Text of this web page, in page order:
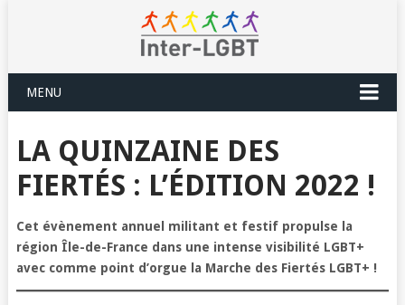
MENU
LA QUINZAINE DES
FIERTÉS : L’ÉDITION 2022 !
Cet évènement annuel militant et festif propulse la
région Île-de-France dans une intense visibilité LGBT+
avec comme point d’orgue la Marche des Fiertés LGBT+ !